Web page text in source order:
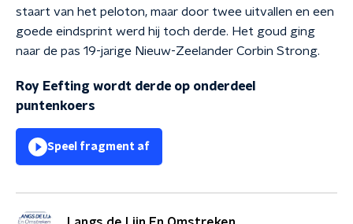
staart van het peloton, maar door twee uitvallen en een
goede eindsprint werd hij toch derde. Het goud ging
naar de pas 19-jarige Nieuw-Zeelander Corbin Strong.
Roy Eefting wordt derde op onderdeel
puntenkoers
Speel fragment af